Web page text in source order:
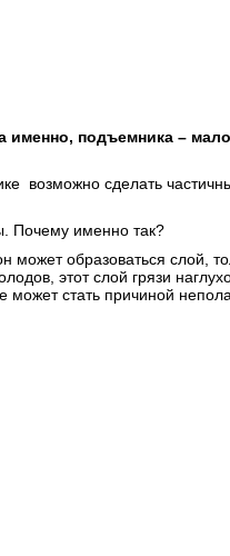
именно, подъемника –
возможно сделать
Почему именно так?
может образоваться слой,
этот слой грязи
стать причиной